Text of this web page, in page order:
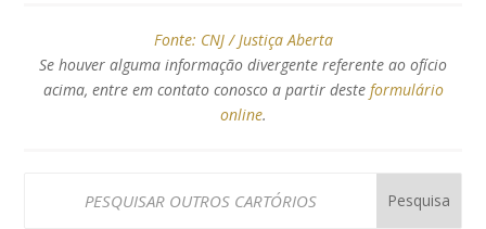
Fonte: CNJ / Justiça Aberta
Se houver alguma informação divergente referente ao ofício
acima, entre em contato conosco a partir deste formulário
online.